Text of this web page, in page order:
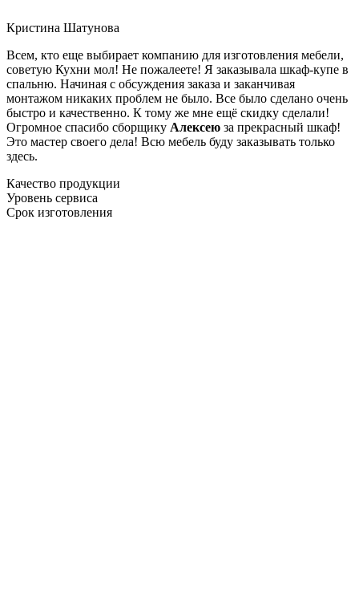
Кристина Шатунова
Всем, кто еще выбирает компанию для изготовления мебели,
советую Кухни мол! Не пожалеете! Я заказывала шкаф-купе в
спальню. Начиная с обсуждения заказа и заканчивая
монтажом никаких проблем не было. Все было сделано очень
быстро и качественно. К тому же мне ещё скидку сделали!
Огромное спасибо сборщику Алексею за прекрасный шкаф!
Это мастер своего дела! Всю мебель буду заказывать только
здесь.
Качество продукции
Уровень сервиса
Срок изготовления